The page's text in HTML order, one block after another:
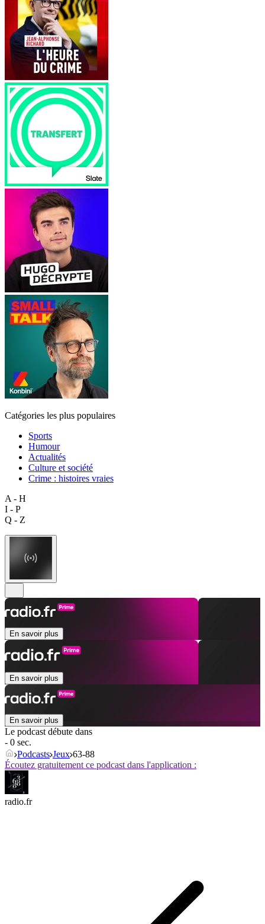
Catégories les plus populaires
Sports
Humour
Actualités
Culture et société
Crime : histoires vraies
A - H
I - P
Q - Z
En savoir plus
En savoir plus
En savoir plus
Le podcast débute dans
- 0 sec.
Podcasts Jeux 63-88
Écoutez gratuitement ce podcast dans l'application :
radio.fr